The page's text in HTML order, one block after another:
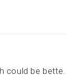
could be bette...